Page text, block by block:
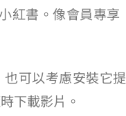
、Threads、小紅書。像 Bilibili 會員專享
可以考慮安裝它提
下載影片。